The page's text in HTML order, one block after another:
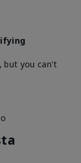
but you can't